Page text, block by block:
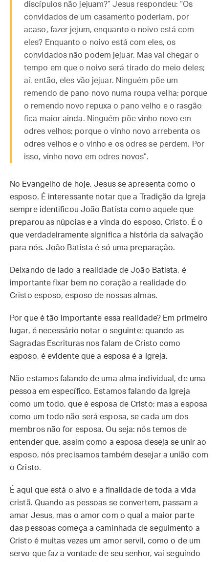
discípulos não jejuam?” Jesus respondeu: “Os
convidados de um casamento poderiam, por
acaso, fazer jejum, enquanto o noivo está com
eles? Enquanto o noivo está com eles, os
convidados não podem jejuar. Mas vai chegar o
tempo em que o noivo será tirado do meio deles;
aí, então, eles vão jejuar. Ninguém põe um
remendo de pano novo numa roupa velha; porque
o remendo novo repuxa o pano velho e o rasgão
fica maior ainda. Ninguém põe vinho novo em
odres velhos; porque o vinho novo arrebenta os
odres velhos e o vinho e os odres se perdem. Por
isso, vinho novo em odres novos”.
No Evangelho de hoje, Jesus se apresenta como o
esposo. É interessante notar que a Tradição da Igreja
sempre identificou João Batista como aquele que
preparou as núpcias e a vinda do esposo, Cristo. É o
que verdadeiramente significa a história da salvação
para nós. João Batista é só uma preparação.
Deixando de lado a realidade de João Batista, é
importante fixar bem no coração a realidade do
Cristo esposo, esposo de nossas almas.
Por que é tão importante essa realidade? Em primeiro
lugar, é necessário notar o seguinte: quando as
Sagradas Escrituras nos falam de Cristo como
esposo, é evidente que a esposa é a Igreja.
Não estamos falando de uma alma individual, de uma
pessoa em específico. Estamos falando da Igreja
como um todo, que é esposa de Cristo; mas a esposa
como um todo não será esposa, se cada um dos
membros não for esposa. Ou seja: nós temos de
entender que, assim como a esposa deseja se unir ao
esposo, nós precisamos também desejar a união com
o Cristo.
É aqui que está o alvo e a finalidade de toda a vida
cristã. Quando as pessoas se convertem, passam a
amar Jesus, mas o amor com o qual a maior parte
das pessoas começa a caminhada de seguimento a
Cristo é muitas vezes um amor servil, como o de um
servo que faz a vontade de seu senhor, vai seguindo